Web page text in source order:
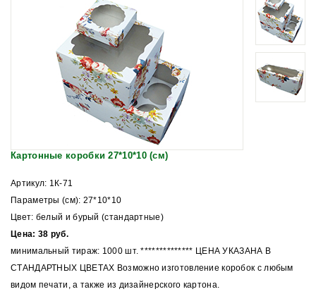
Картонные коробки 27*10*10 (см)
Артикул: 1К-71
Параметры (см): 27*10*10
Цвет: белый и бурый (стандартные)
Цена: 38 руб.
минимальный тираж: 1000 шт. ************** ЦЕНА УКАЗАНА В
СТАНДАРТНЫХ ЦВЕТАХ Возможно изготовление коробок с любым
видом печати, а также из дизайнерского картона.